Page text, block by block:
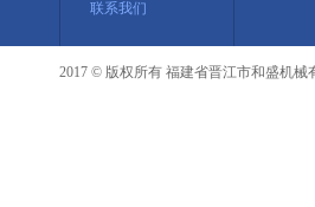
联系我们
2017 © 版权所有 福建省晋江市和盛机械